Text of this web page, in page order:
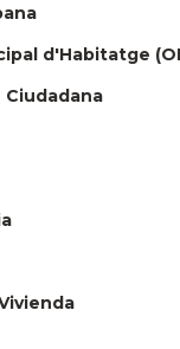
d'Habitatge